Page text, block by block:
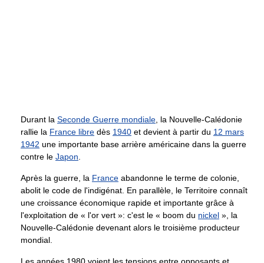
Durant la Seconde Guerre mondiale , la Nouvelle-Calédonie
rallie la France libre dès 1940 et devient à partir du 12 mars
1942 une importante base arrière américaine dans la guerre
contre le Japon
Après la guerre, la France abandonne le terme de colonie,
abolit le code de l'indigénat. En parallèle, le Territoire connaît
une croissance économique rapide et importante grâce à
l'exploitation de « l'or vert »: c'est le « boom du nickel », la
Nouvelle-Calédonie devenant alors le troisième producteur
mondial.
Les années 1980 voient les tensions entre opposants et